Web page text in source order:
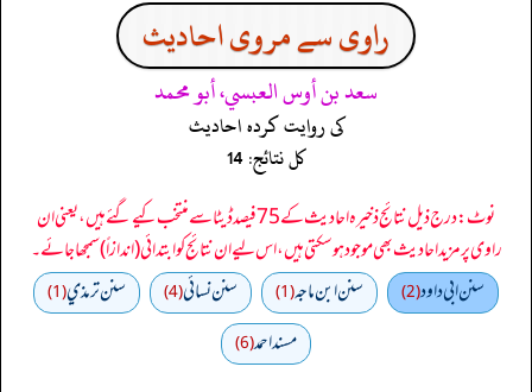
راوی سے مروی احادیث
سعد بن أوس العبسي، أبو محمد
کی روایت کردہ احادیث
کل نتائج: 14
نوٹ: درج ذیل نتائج ذخیرہ احادیث کے 75 فیصد ڈیٹا سے منتخب کیے گئے ہیں، یعنی ان
راوی پر مزید احادیث بھی موجود ہو سکتی ہیں، اس لیے ان نتائج کو ابتدائی (اندازاً) سمجھا جائے۔
سنن ابي داود(2) سنن ابن ماجه(1) سنن نسائي(4) سنن ترمذي(1)
مسند احمد(6)